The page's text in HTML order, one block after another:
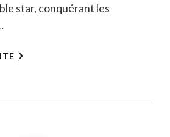
star, conquérant les